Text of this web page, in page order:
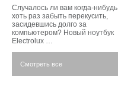
Случалось ли вам когда-нибудь
хоть раз забыть перекусить,
засидевшись долго за
компьютером? Новый ноутбук
Electrolux …
Смотреть все